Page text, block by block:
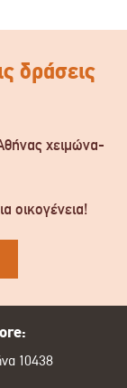
δράσεις
χειμώνα-
οικογένεια!
10438